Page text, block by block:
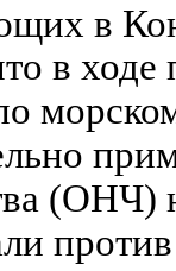
в
в
(ОНЧ)